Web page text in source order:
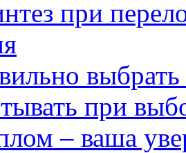
при
при
– ваша